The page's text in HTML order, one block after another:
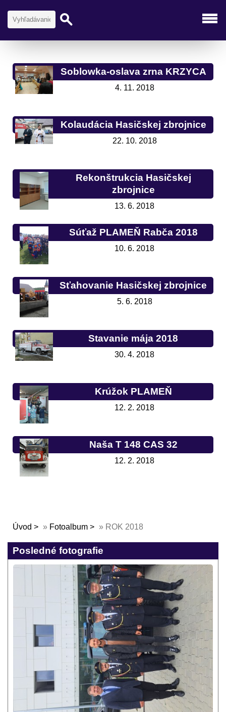
Soblowka-oslava zrna KRZYCA
4. 11. 2018
Kolaudácia Hasičskej zbrojnice
22. 10. 2018
Rekonštrukcia Hasičskej
zbrojnice
13. 6. 2018
Súťaž PLAMEŇ Rabča 2018
10. 6. 2018
Sťahovanie Hasičskej zbrojnice
5. 6. 2018
Stavanie mája 2018
30. 4. 2018
Krúžok PLAMEŇ
12. 2. 2018
Naša T 148 CAS 32
12. 2. 2018
Úvod » Fotoalbum » ROK 2018
Posledné fotografie